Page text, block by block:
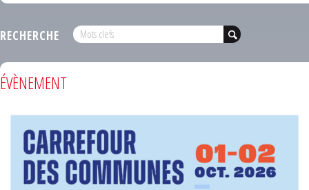
RECHERCHE
ÉVÈNEMENT